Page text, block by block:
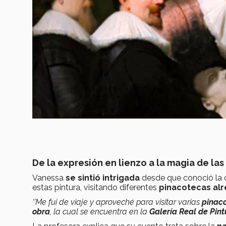
De la expresión en lienzo a la magia de
Vanessa se sintió intrigada desde que conoció la
estas pintura, visitando diferentes pinacotecas
‘’Me fui de viaje y aproveché para visitar varias
obra, la cual se encuentra en la Galería Real de